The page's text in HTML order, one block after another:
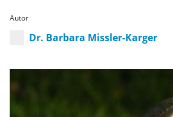
Autor
Dr. Barbara Missler-Karger